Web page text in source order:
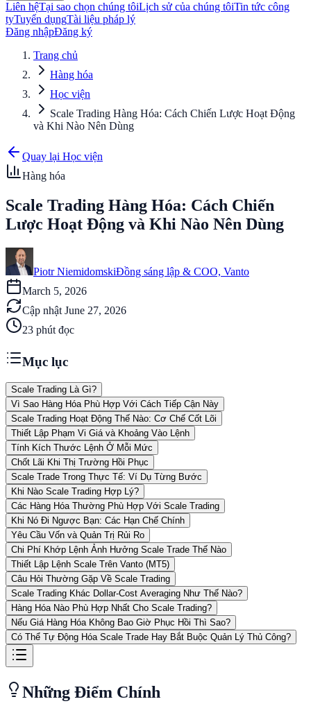
Liên hệTại sao chọn chúng tôiLịch sử của chúng tôiTin tức công
tyTuyển dụngTài liệu pháp lý
Đăng nhậpĐăng ký
Trang chủ
Hàng hóa
Học viện
Scale Trading Hàng Hóa: Cách Chiến Lược Hoạt Động
và Khi Nào Nên Dùng
Quay lại Học viện
Hàng hóa
Scale Trading Hàng Hóa: Cách Chiến
Lược Hoạt Động và Khi Nào Nên Dùng
Piotr NiemidomskiĐồng sáng lập & COO, Vanto
March 5, 2026
Cập nhật June 27, 2026
23 phút đọc
Mục lục
Scale Trading Là Gì?
Vì Sao Hàng Hóa Phù Hợp Với Cách Tiếp Cận Này
Scale Trading Hoạt Động Thế Nào: Cơ Chế Cốt Lõi
Thiết Lập Phạm Vi Giá và Khoảng Vào Lệnh
Tính Kích Thước Lệnh Ở Mỗi Mức
Chốt Lãi Khi Thị Trường Hồi Phục
Scale Trade Trong Thực Tế: Ví Dụ Từng Bước
Khi Nào Scale Trading Hợp Lý?
Các Hàng Hóa Thường Phù Hợp Với Scale Trading
Khi Nó Đi Ngược Bạn: Các Hạn Chế Chính
Yêu Cầu Vốn và Quản Trị Rủi Ro
Chi Phí Khớp Lệnh Ảnh Hưởng Scale Trade Thế Nào
Thiết Lập Lệnh Scale Trên Vanto (MT5)
Câu Hỏi Thường Gặp Về Scale Trading
Scale Trading Khác Dollar-Cost Averaging Như Thế Nào?
Hàng Hóa Nào Phù Hợp Nhất Cho Scale Trading?
Nếu Giá Hàng Hóa Không Bao Giờ Phục Hồi Thì Sao?
Có Thể Tự Động Hóa Scale Trade Hay Bắt Buộc Quản Lý Thủ Công?
Những Điểm Chính